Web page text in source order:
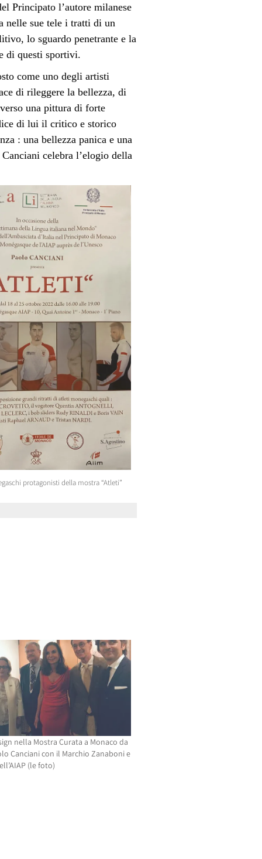
Principato l’autore milanese
nelle sue tele i tratti di un
lo sguardo penetrante e la
di questi sportivi.
come uno degli artisti
di rileggere la bellezza, di
una pittura di forte
di lui il critico e storico
: una bellezza panica e una
celebra l’elogio della
protagonisti della mostra “Atleti”
nella Mostra Curata a Monaco da
Canciani con il Marchio Zanaboni e
(le foto)